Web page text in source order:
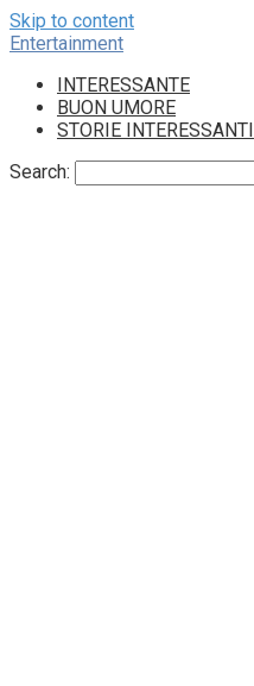
Skip to content
Entertainment
INTERESSANTE
BUON UMORE
STORIE INTERESSANTI
Search: